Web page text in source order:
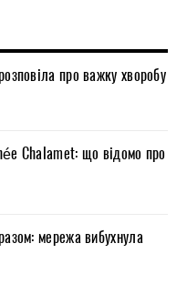
про важку хворобу
Chalamet: що відомо про
мережа вибухнула